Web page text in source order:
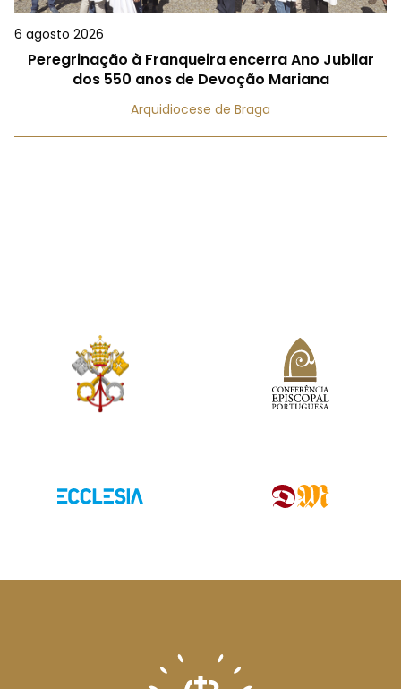
6 agosto 2026
Peregrinação à Franqueira encerra Ano Jubilar
dos 550 anos de Devoção Mariana
Arquidiocese de Braga